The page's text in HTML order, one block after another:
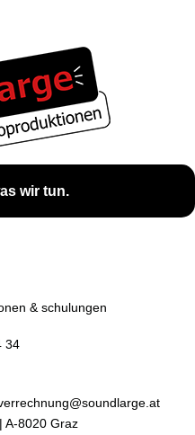
wir tun.
& schulungen
34
A-8020 Graz